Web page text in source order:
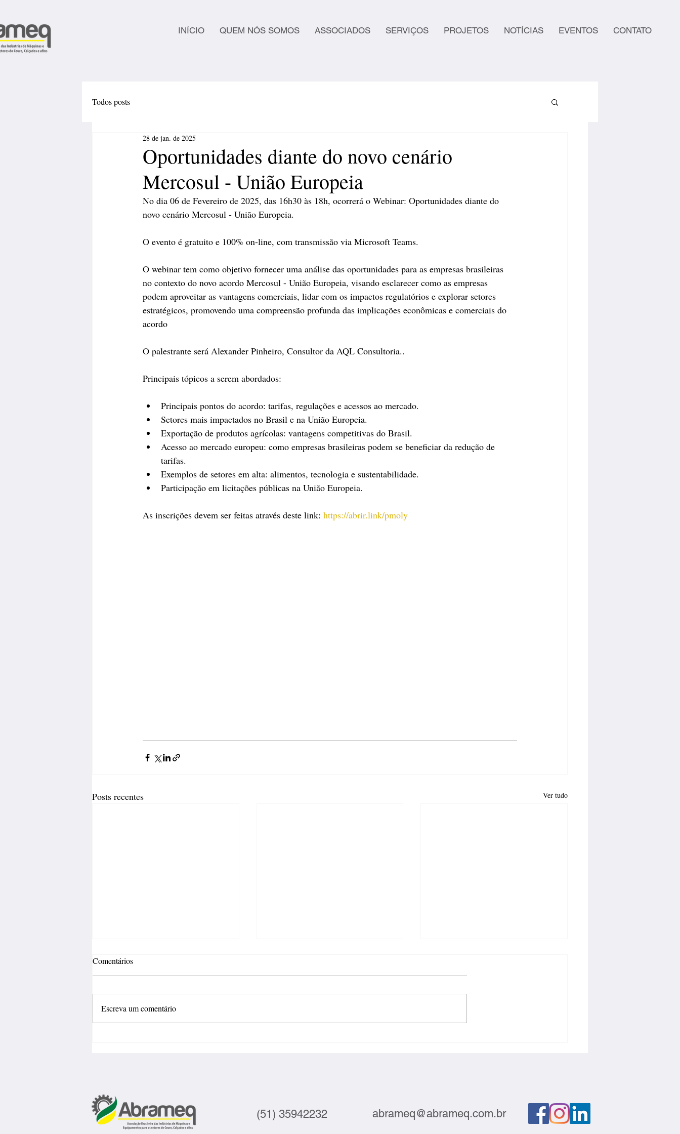
INÍCIO QUEM NÓS SOMOS ASSOCIADOS SERVIÇOS PROJETOS NOTÍCIAS EVENTOS CONTATO
Todos posts
Oportunidades diante do novo cenário
Mercosul - União Europeia
28 de jan. de 2025
No dia 06 de Fevereiro de 2025, das 16h30 às 18h, ocorrerá o Webinar: Oportunidades diante do
novo cenário Mercosul - União Europeia.
O evento é gratuito e 100% on-line, com transmissão via Microsoft Teams.
O webinar tem como objetivo fornecer uma análise das oportunidades para as empresas brasileiras
no contexto do novo acordo Mercosul - União Europeia, visando esclarecer como as empresas
podem aproveitar as vantagens comerciais, lidar com os impactos regulatórios e explorar setores
estratégicos, promovendo uma compreensão profunda das implicações econômicas e comerciais do
acordo
O palestrante será Alexander Pinheiro, Consultor da AQL Consultoria..
Principais tópicos a serem abordados:
Principais pontos do acordo: tarifas, regulações e acessos ao mercado.
Setores mais impactados no Brasil e na União Europeia.
Exportação de produtos agrícolas: vantagens competitivas do Brasil.
Acesso ao mercado europeu: como empresas brasileiras podem se beneficiar da redução de
tarifas.
Exemplos de setores em alta: alimentos, tecnologia e sustentabilidade.
Participação em licitações públicas na União Europeia.
As inscrições devem ser feitas através deste link: https://abrir.link/pmoly
Posts recentes Ver tudo
Comentários
Escreva um comentário
(51) 35942232 abrameq@abrameq.com.br